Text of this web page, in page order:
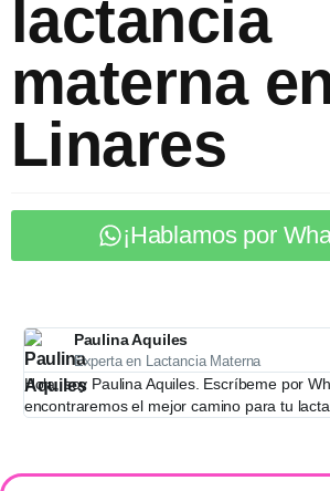
lactancia
materna
Linares
¡Hablamos por
Paulina Aquiles
Experta en Lactancia Materna
Hola, soy Paulina Aquiles. Escríbeme por
encontraremos el mejor camino para tu